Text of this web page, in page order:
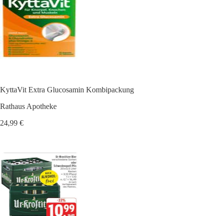
KyttaVit Extra Glucosamin Kombipackung
Rathaus Apotheke
24,99 €